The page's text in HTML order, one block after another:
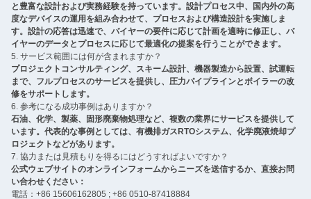
と豊富な設計および実務経験を持っています。設計プロセス中、国内外の高
度なデバイスの運用を組み合わせて、プロセスおよび構造設計を実施しま
す。設計の応答は迅速で、バイヤーの要件に応じて計画を適時に修正し、バ
イヤーのデータとプロセスに応じて最適化の提案を行うことができます。
5. サービス範囲には何が含まれますか？
プロジェクトコンサルティング、スキーム設計、機器製造から設置、試運転
まで、フルプロセスのサービスを提供し、圧力パイプラインとボイラーの改
修をサポートします。
6. 参考になる成功事例はありますか？
石油、化学、製薬、固形廃棄物処理など、複数の業界にサービスを提供して
います。代表的な事例としては、有機排ガスRTOシステム、化学廃液焼却プ
ロジェクトなどがあります。
7. 協力または見積もりを得るにはどうすればよいですか？
公式ウェブサイトのオンラインフォームからニーズを送信するか、直接お問
い合わせください：
電話：+86 15606162805 ; +86 0510-87418884